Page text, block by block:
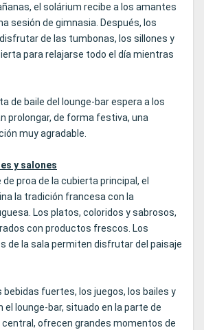
el solárium recibe a los amantes
sesión de gimnasia. Después, los
de las tumbonas, los sillones y
para relajarse todo el día mientras
de baile del lounge-bar espera a los
prolongar, de forma festiva, una
muy agradable.
y salones
proa de la cubierta principal, el
la tradición francesa con la
Los platos, coloridos y sabrosos,
con productos frescos. Los
de la sala permiten disfrutar del paisaje
bebidas fuertes, los juegos, los bailes y
el lounge-bar, situado en la parte de
central, ofrecen grandes momentos de